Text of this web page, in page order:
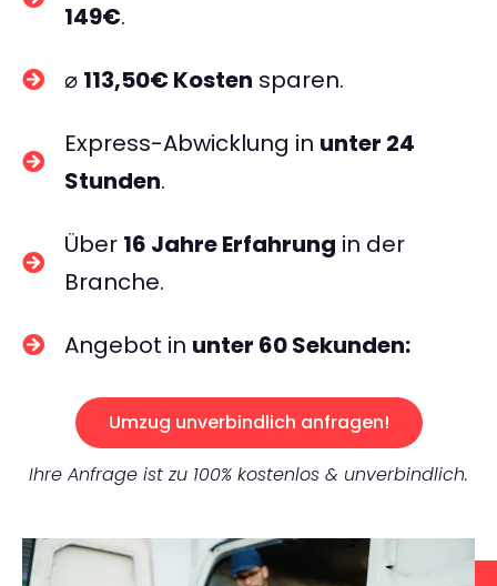
149€.
⌀ 113,50€ Kosten sparen.
Express-Abwicklung in unter 24
Stunden.
Über 16 Jahre Erfahrung in der
Branche.
Angebot in unter 60 Sekunden:
Umzug unverbindlich anfragen!
Ihre Anfrage ist zu 100% kostenlos & unverbindlich.